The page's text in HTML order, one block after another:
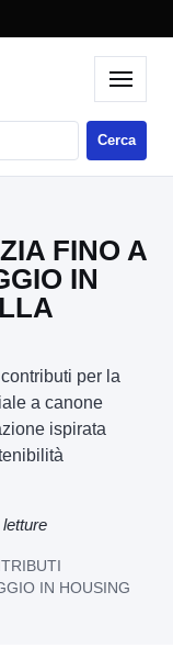
Cerca
FINO A
IN
per la
a canone
ispirata
IN HOUSING